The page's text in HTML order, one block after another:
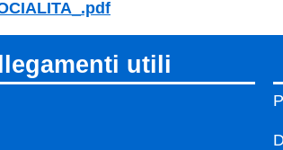
utili